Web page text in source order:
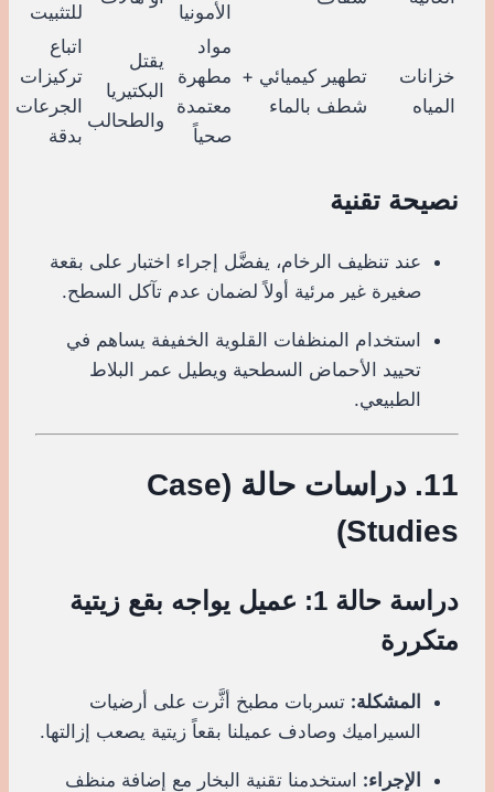
الأمونيا
للتثبيت
خزانات
المياه
تطهير كيميائي +
شطف بالماء
مواد
مطهرة
معتمدة
صحياً
يقتل
البكتيريا
والطحالب
اتباع
تركيزات
الجرعات
بدقة
نصيحة تقنية
عند تنظيف الرخام، يفضَّل إجراء اختبار على بقعة
صغيرة غير مرئية أولاً لضمان عدم تآكل السطح.
استخدام المنظفات القلوية الخفيفة يساهم في
تحييد الأحماض السطحية ويطيل عمر البلاط
الطبيعي.
11. دراسات حالة (Case
Studies)
دراسة حالة 1: عميل يواجه بقع زيتية
متكررة
المشكلة: تسربات مطبخ أثَّرت على أرضيات
السيراميك وصادف عميلنا بقعاً زيتية يصعب إزالتها.
الإجراء: استخدمنا تقنية البخار مع إضافة منظف